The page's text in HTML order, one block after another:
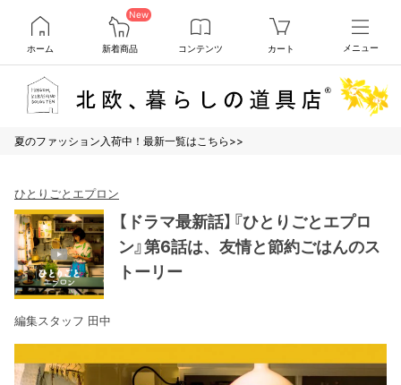
ホーム
New
新着商品 コンテンツ カート メニュー
夏のファッション入荷中！最新一覧はこちら>>
ひとりごとエプロン
【ドラマ最新話】『ひとりごとエプロ
ン』第6話は、友情と節約ごはんのス
トーリー
編集スタッフ 田中